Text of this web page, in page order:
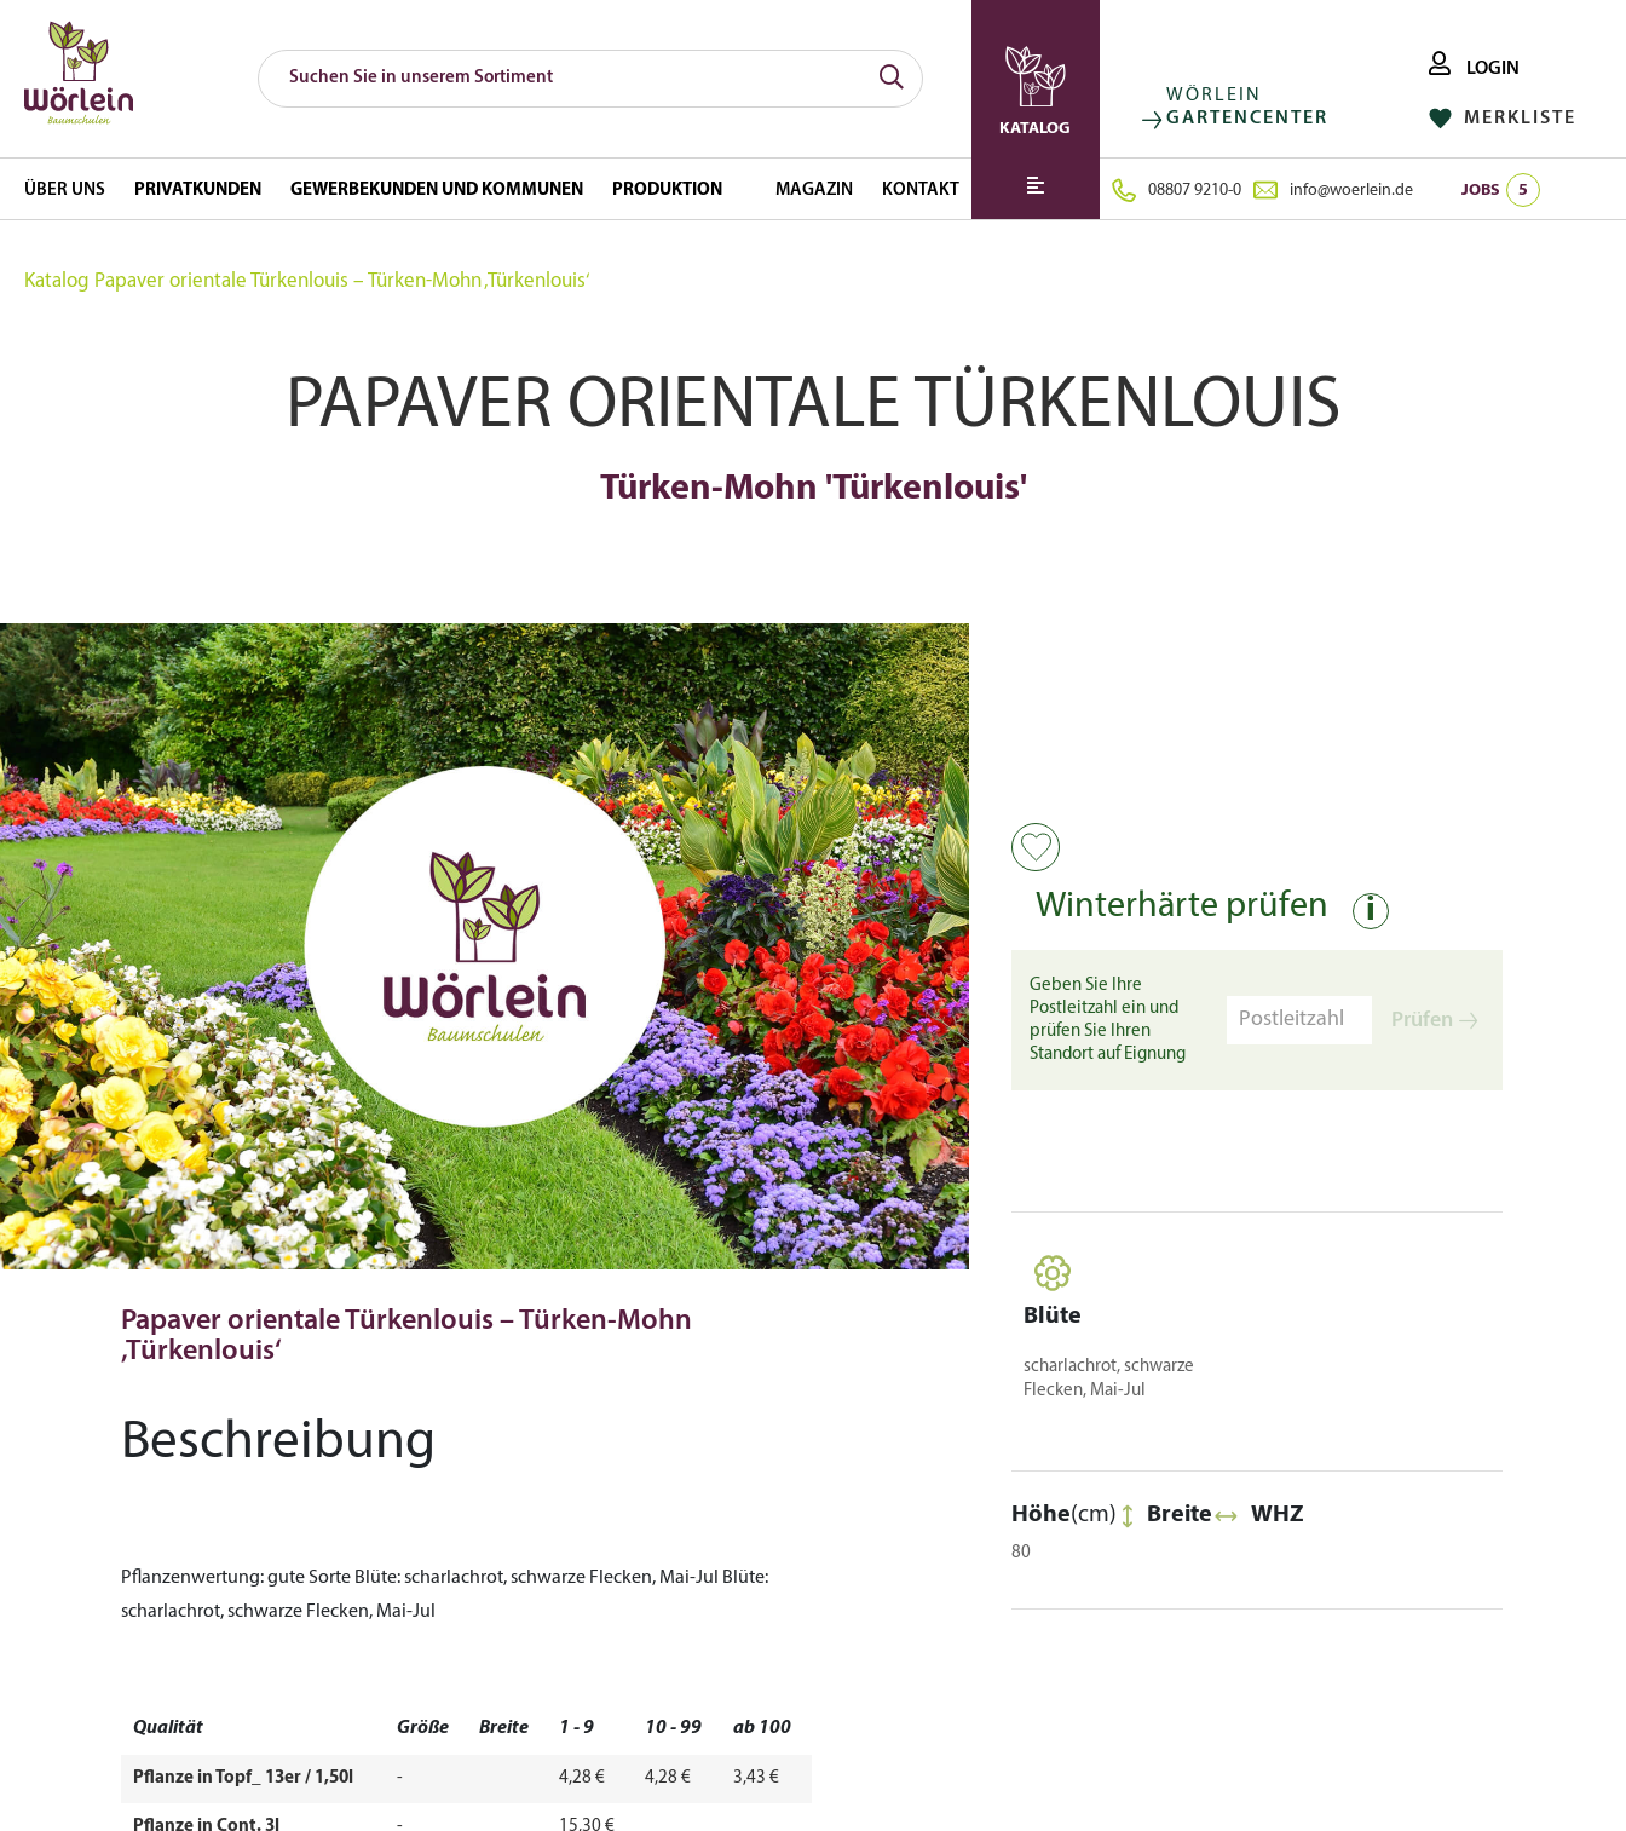
KATALOG
ÜBER UNS PRIVATKUNDEN GEWERBEKUNDEN UND KOMMUNEN PRODUKTION MAGAZIN KONTAKT
WÖRLEIN
GARTENCENTER
LOGIN
MERKLISTE
08807 9210-0 info@woerlein.de JOBS 5
FOLGE UNS AUF: INSTAGRAM FACEBOOK
Katalog Papaver orientale Türkenlouis – Türken-Mohn ‚Türkenlouis‘
PAPAVER ORIENTALE TÜRKENLOUIS
Türken-Mohn 'Türkenlouis'
Papaver orientale Türkenlouis – Türken-Mohn
‚Türkenlouis‘
Beschreibung
Pflanzenwertung:gute Sorte Blüte:scharlachrot, schwarze Flecken, Mai-Jul
Blüte:
scharlachrot, schwarze Flecken, Mai-Jul
Qualität Größe Breite 1 - 9 10 - 99 ab 100
Pflanze in Topf_ 13er / 1,50l - 4,28 € 4,28 € 3,43 €
Pflanze in Cont. 3l - 15,30 €
Winterhärte prüfen i
Geben Sie Ihre
Postleitzahl ein und
prüfen Sie Ihren
Standort auf Eignung
Prüfen
Blüte
scharlachrot, schwarze
Flecken, Mai-Jul
Höhe(cm)
80
Breite WHZ